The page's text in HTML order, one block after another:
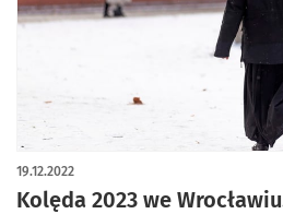
Kolęda 2023 we
19.12.2022